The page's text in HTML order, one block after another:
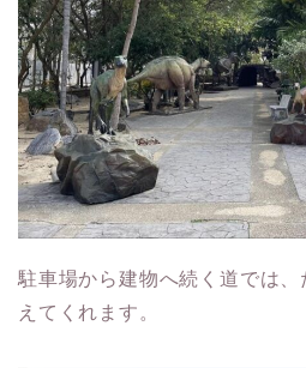
駐車場から建物へ続く道では、
えてくれます。